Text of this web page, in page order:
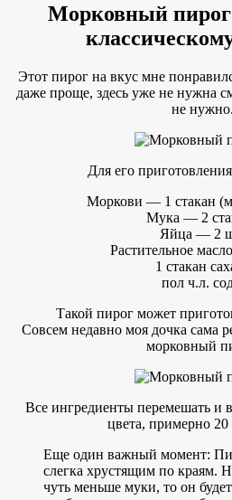
Морковный пирог
Этот пирог на вкус мне
даже проще, здесь уже не нужна
не нужно.
Для его
Моркови — 1 стакан
Мука — 2
Яйца — 2
Растительное
1 стакан
пол ч.л.
Такой пирог может
Совсем недавно моя дочка сама
морковный
Все ингредиенты перемешать и
цвета, примерно
Еще один важный момент:
слегка хрустящим по краям.
чуть меньше муки, то он